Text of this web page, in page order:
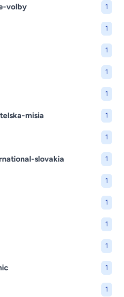
volby 1
1
1
1
1
misia 1
1
slovakia 1
1
1
1
1
1
1